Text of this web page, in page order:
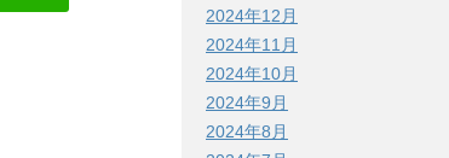
2024年12月
2024年11月
2024年10月
2024年9月
2024年8月